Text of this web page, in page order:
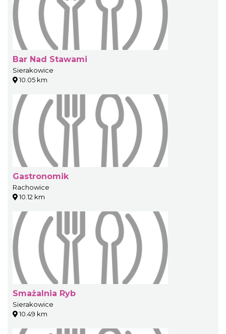
Bar Nad Stawami
Sierakowice
10.05 km
Gastronomik
Rachowice
10.12 km
Smażalnia Ryb
Sierakowice
10.49 km